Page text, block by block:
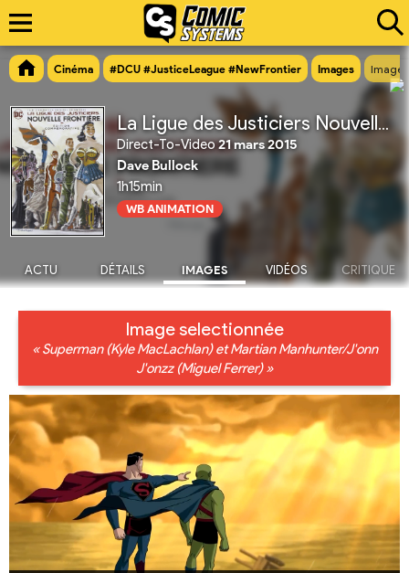
Cinéma #DCU #JusticeLeague #NewFrontier Images Image
La Ligue des Justiciers Nouvelle Frontière
Direct-To-Video21 mars 2015
Dave Bullock
1h15min
WB ANIMATION
ACTU DÉTAILS IMAGES VIDÉOS CRITIQUE
Image selectionnée
« Superman (Kyle MacLachlan) et Martian Manhunter/J'onn
J'onzz (Miguel Ferrer) »